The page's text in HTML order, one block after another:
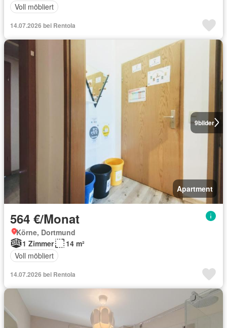
Voll möbliert
14.07.2026 bei Rentola
9bilder
Apartment
564 €/Monat
Körne, Dortmund
1 Zimmer
14 m²
Voll möbliert
14.07.2026 bei Rentola